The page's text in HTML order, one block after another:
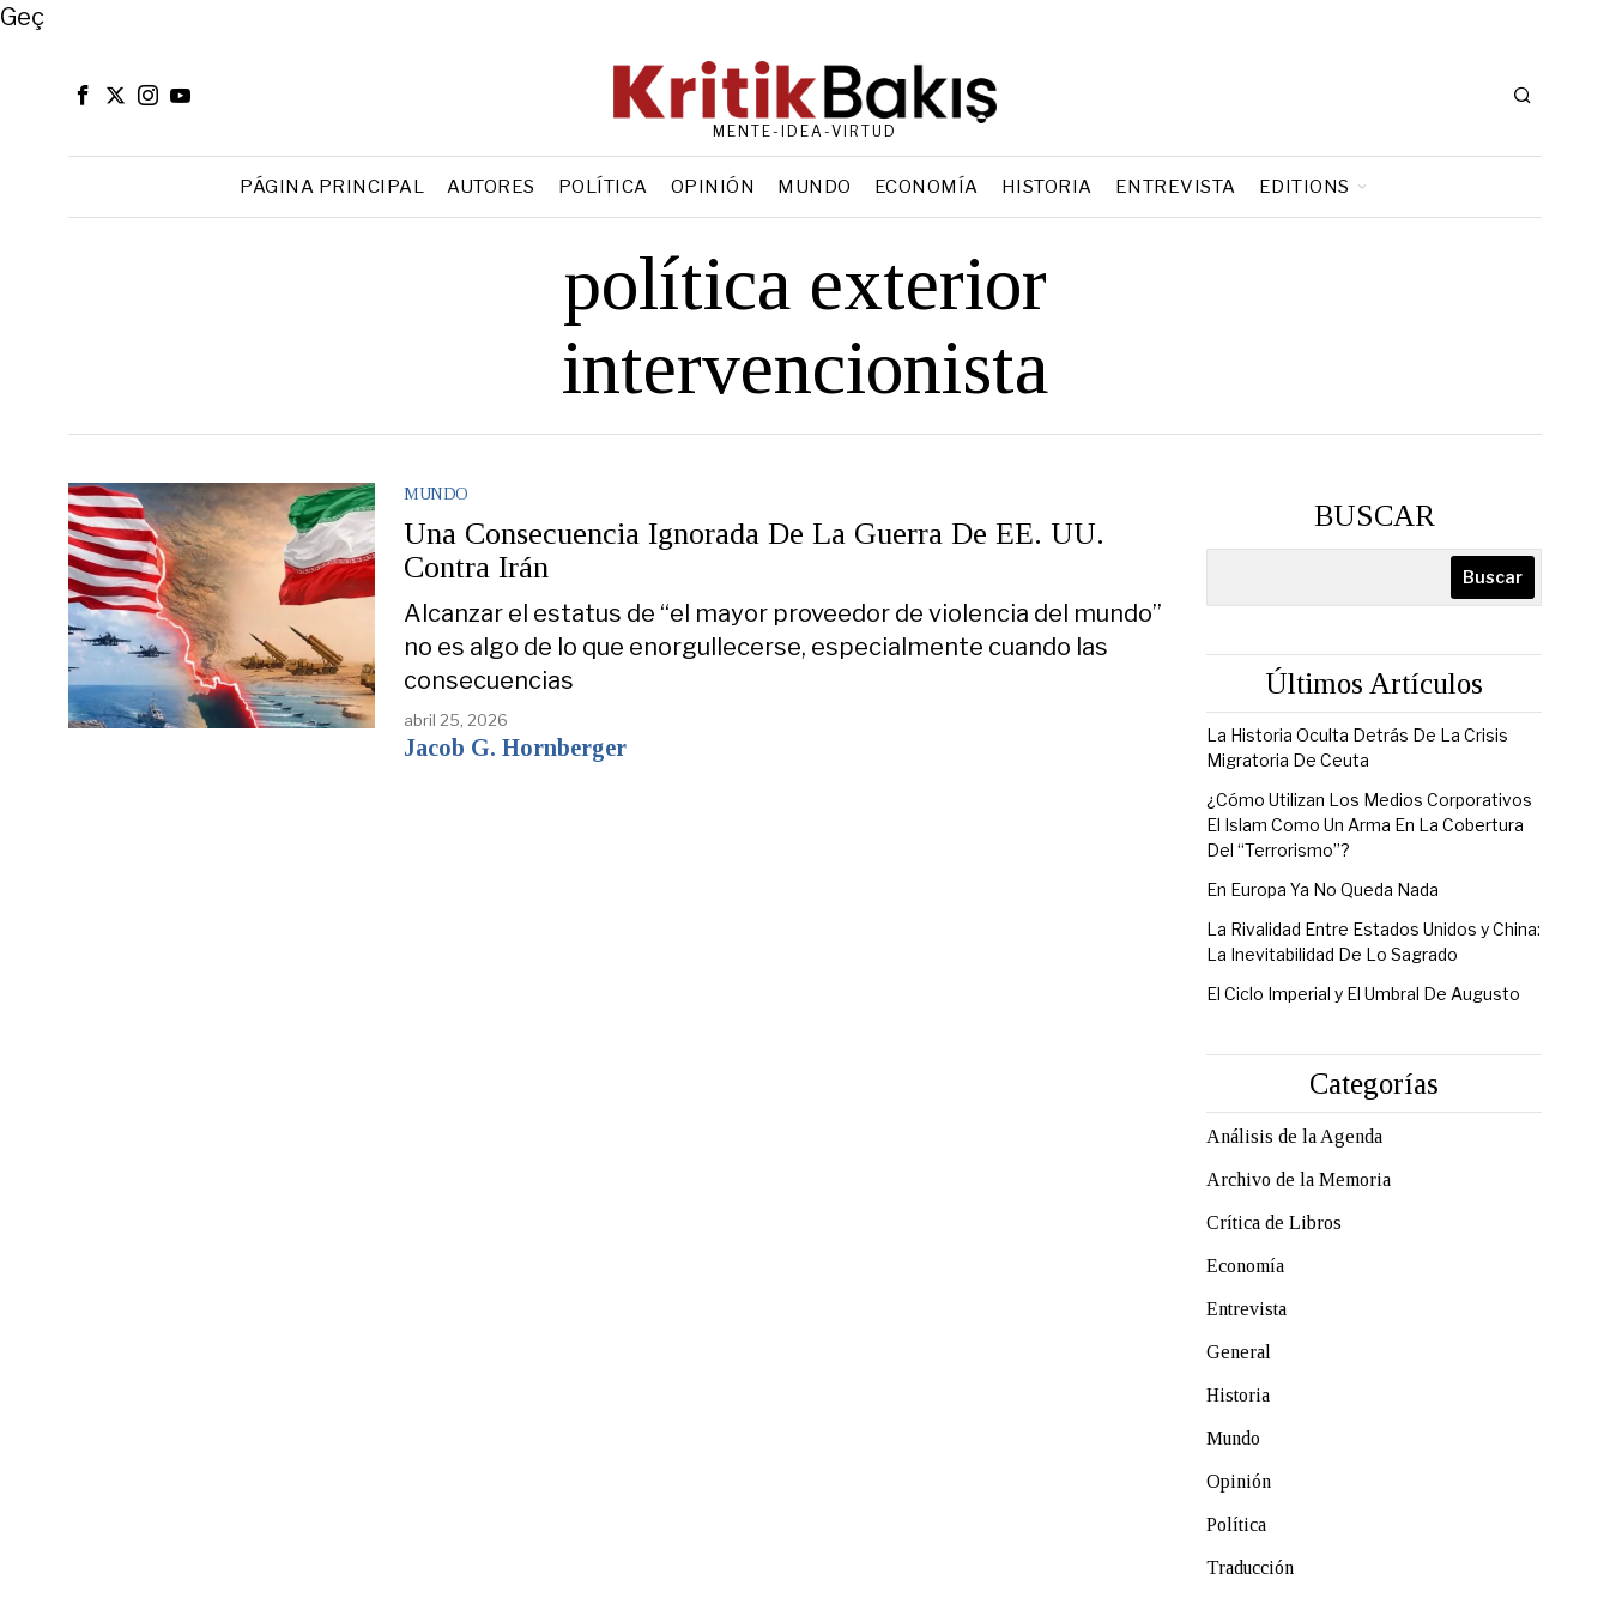
Close
Geç
MENTE-IDEA-VIRTUD
PÁGINA PRINCIPAL AUTORES POLÍTICA OPINIÓN MUNDO ECONOMÍA HISTORIA ENTREVISTA EDITIONS
política exterior
intervencionista
MUNDO
Una Consecuencia Ignorada De La Guerra De EE. UU.
Contra Irán
Alcanzar el estatus de “el mayor proveedor de violencia del mundo”
no es algo de lo que enorgullecerse, especialmente cuando las
consecuencias
abril 25, 2026
Jacob G. Hornberger
BUSCAR
Buscar
Últimos Artículos
La Historia Oculta Detrás De La Crisis
Migratoria De Ceuta
¿Cómo Utilizan Los Medios Corporativos
El Islam Como Un Arma En La Cobertura
Del “Terrorismo”?
En Europa Ya No Queda Nada
La Rivalidad Entre Estados Unidos y China:
La Inevitabilidad De Lo Sagrado
El Ciclo Imperial y El Umbral De Augusto
Categorías
Análisis de la Agenda
Archivo de la Memoria
Crítica de Libros
Economía
Entrevista
General
Historia
Mundo
Opinión
Política
Traducción